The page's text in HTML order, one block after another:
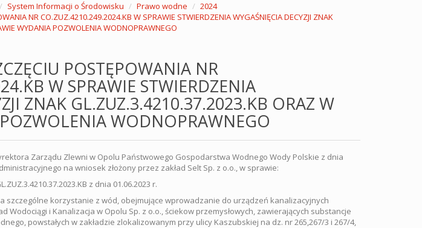
System Informacji o Środowisku Prawo wodne
2024
NR CO.ZUZ.4210.249.2024.KB W SPRAWIE STWIERDZENIA WYGAŚNIĘCIA DECYZJI ZNAK
WYDANIA POZWOLENIA WODNOPRAWNEGO
POSTĘPOWANIA NR
W SPRAWIE STWIERDZENIA
ZNAK GL.ZUZ.3.4210.37.2023.KB ORAZ W
WODNOPRAWNEGO
Zarządu Zlewni w Opolu Państwowego Gospodarstwa Wodnego Wody Polskie z dnia
na wniosek złożony przez zakład Selt Sp. z o.o., w sprawie:
z dnia 01.06.2023 r.
szczególne korzystanie z wód, obejmujące wprowadzanie do urządzeń kanalizacyjnych
Wodociągi i Kanalizacja w Opolu Sp. z o.o., ściekow przemysłowych, zawierających substancje
powstałych w zakładzie zlokalizowanym przy ulicy Kaszubskiej na dz. nr 265,267/3 i 267/4,